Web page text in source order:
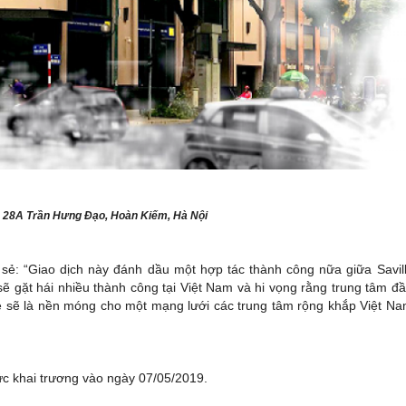
Trần Hưng Đạo, Hoàn Kiếm, Hà Nội
“Giao dịch này đánh dầu một hợp tác thành công nữa giữa
gặt hái nhiều thành công tại Việt Nam và hi vọng rằng trung tâm
là nền móng cho một mạng lưới các trung tâm rộng khắp Việt
khai trương vào ngày 07/05/2019.